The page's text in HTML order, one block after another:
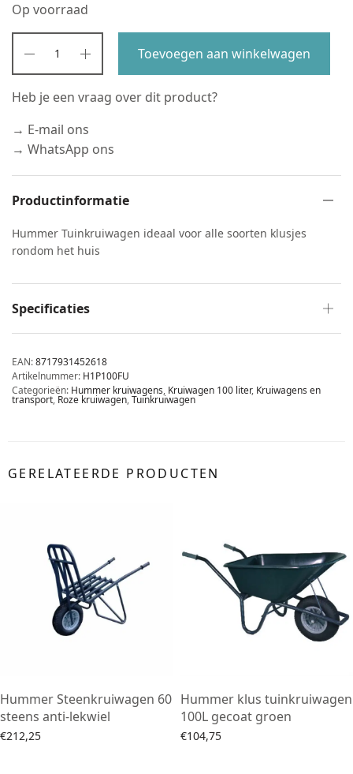
Op voorraad
Toevoegen aan winkelwagen
Heb je een vraag over dit product?
→ E-mail ons
→ WhatsApp ons
Productinformatie
Hummer Tuinkruiwagen ideaal voor alle soorten klusjes
rondom het huis
Specificaties
EAN:8717931452618
Artikelnummer: H1P100FU
Categorieën: Hummer kruiwagens, Kruiwagen 100 liter, Kruiwagens en
transport, Roze kruiwagen,Tuinkruiwagen
GERELATEERDE PRODUCTEN
Hummer Steenkruiwagen 60
steens anti-lekwiel
€212,25
Hummer klus tuinkruiwagen
100L gecoat groen
€104,75